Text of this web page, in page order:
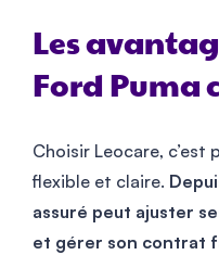
Les
Ford Puma
Choisir Leocare, c’est
flexible et claire.
assuré peut ajuster
et gérer son contrat